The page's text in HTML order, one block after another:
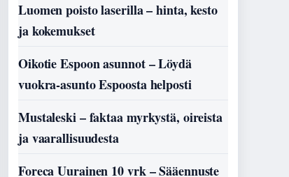
Luomen poisto laserilla – hinta, kesto
ja kokemukset
Oikotie Espoon asunnot – Löydä
vuokra-asunto Espoosta helposti
Mustaleski – faktaa myrkystä, oireista
ja vaarallisuudesta
Foreca Uurainen 10 vrk – Sääennuste